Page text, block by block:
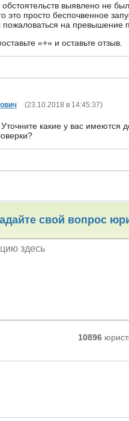
выявлено не
это просто беспочвенное
пожаловаться на превышение
«+» и оставьте отзыв.
(23.10.2018 в 14:45:37)
какие у вас имеются
свой вопрос
10896